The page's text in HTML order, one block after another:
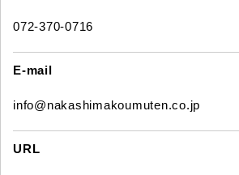
072-370-0716
E-mail
info@nakashimakoumuten.co.jp
URL